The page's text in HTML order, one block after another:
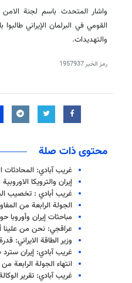
واشار المتحدث باسم لجنة
القومي في البرلمان الإيراني
والتهديدات.
رمز الخبر1957937
محتوى ذات صلة
غريب آبادي:
إيران والترويكا
غريب أبادي : تخصيب
الجولة الرابعة من
مباحثات إيران وأوروبا
عراقجي: نحن من علينا أن نقول
وزير الطاقة الايراني: قدرة محطات
غريب آبادي: إيران
انتهاء الجولة الرابعة
غريب آبادي: تقرير